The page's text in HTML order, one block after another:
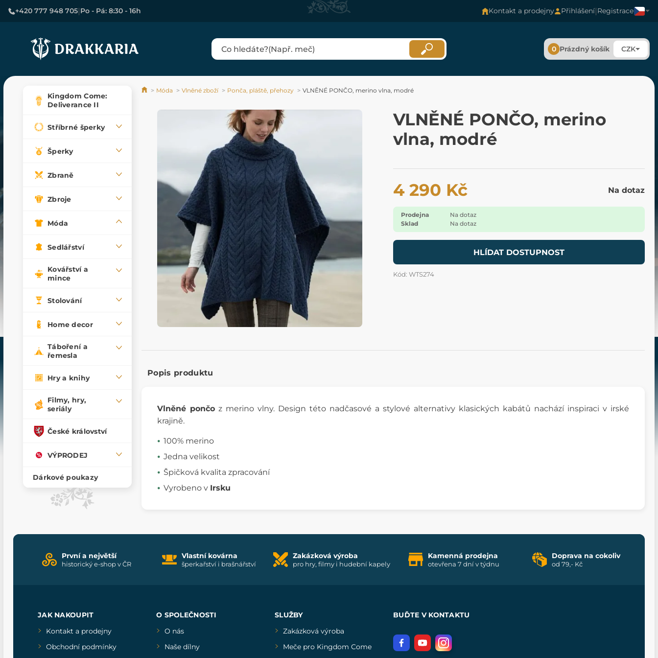
+420 777 948 705|Po - Pá: 8:30 - 16h Kontakt a prodejny Přihlášení|Registrace
0 Prázdný košík CZK
Kingdom Come:
Deliverance II
Stříbrné šperky
Šperky
Zbraně
Zbroje
Móda
Sedlářství
Kovářství a
mince
Stolování
Home decor
Táboření a
řemesla
Hry a knihy
Filmy, hry,
seriály
České království
VÝPRODEJ
Dárkové poukazy
Móda Vlněné zboží Ponča, pláště, přehozy VLNĚNÉ PONČO, merino vlna, modré
VLNĚNÉ PONČO, merino
vlna, modré
4 290 Kč Na dotaz
Prodejna
Na dotaz
Sklad
Na dotaz
HLÍDAT DOSTUPNOST
Kód: WTS274
Popis produktu
Vlněné pončo z merino vlny. Design této nadčasové a stylové alternativy klasických kabátů nachází inspiraci v irské
krajině.
100% merino
Jedna velikost
Špičková kvalita zpracování
Vyrobeno v Irsku
První a největší
historický e-shop v ČR
Vlastní kovárna
šperkařství i brašnářství
Zakázková výroba
pro hry, filmy i hudební kapely
Kamenná prodejna
otevřena 7 dní v týdnu
Doprava na cokoliv
od 79,- Kč
JAK NAKOUPIT
Kontakt a prodejny
Obchodní podmínky
O SPOLEČNOSTI
O nás
Naše dílny
SLUŽBY
Zakázková výroba
Meče pro Kingdom Come
BUĎTE V KONTAKTU